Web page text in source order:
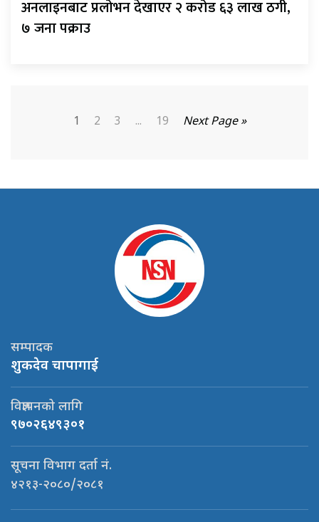
अनलाइनबाट प्रलोभन देखाएर २ करोड ६३ लाख ठगी,
७ जना पक्राउ
1 2 3 ... 19 Next Page »
सम्पादक
शुकदेव चापागाई
विज्ञापनको लागि
९७०२६४९३०१
सूचना विभाग दर्ता नं.
४२१३-२०८०/२०८१